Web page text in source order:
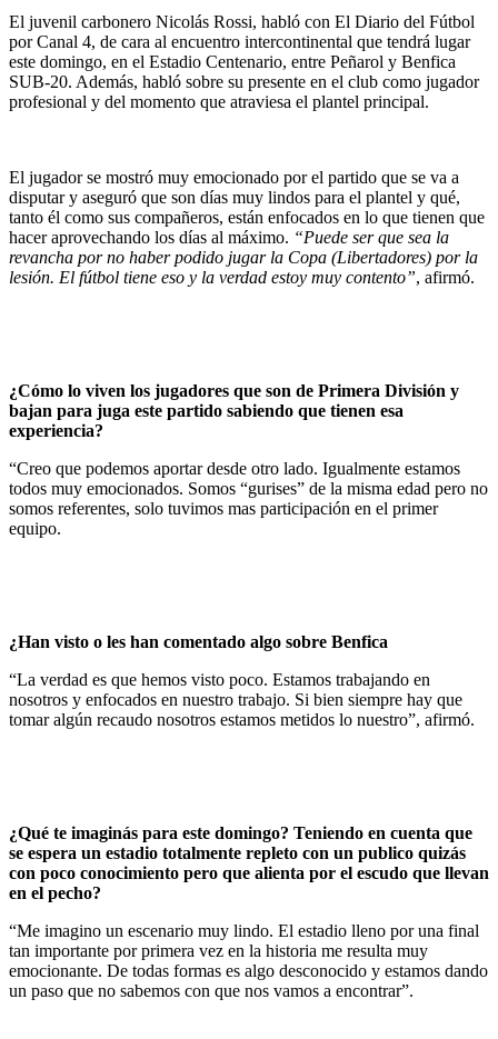
Compartir
El juvenil carbonero Nicolás Rossi, habló con El Diario del Fútbol
por Canal 4, de cara al encuentro intercontinental que tendrá lugar
este domingo, en el Estadio Centenario, entre Peñarol y Benfica
SUB-20. Además, habló sobre su presente en el club como jugador
profesional y del momento que atraviesa el plantel principal.
El jugador se mostró muy emocionado por el partido que se va a
disputar y aseguró que son días muy lindos para el plantel y qué,
tanto él como sus compañeros, están enfocados en lo que tienen que
hacer aprovechando los días al máximo. “Puede ser que sea la
revancha por no haber podido jugar la Copa (Libertadores) por la
lesión. El fútbol tiene eso y la verdad estoy muy contento”, afirmó.
¿Cómo lo viven los jugadores que son de Primera División y
bajan para juga este partido sabiendo que tienen esa
experiencia?
“Creo que podemos aportar desde otro lado. Igualmente estamos
todos muy emocionados. Somos “gurises” de la misma edad pero no
somos referentes, solo tuvimos mas participación en el primer
equipo.
¿Han visto o les han comentado algo sobre Benfica
“La verdad es que hemos visto poco. Estamos trabajando en
nosotros y enfocados en nuestro trabajo. Si bien siempre hay que
tomar algún recaudo nosotros estamos metidos lo nuestro”, afirmó.
¿Qué te imaginás para este domingo? Teniendo en cuenta que
se espera un estadio totalmente repleto con un publico quizás
con poco conocimiento pero que alienta por el escudo que llevan
en el pecho?
“Me imagino un escenario muy lindo. El estadio lleno por una final
tan importante por primera vez en la historia me resulta muy
emocionante. De todas formas es algo desconocido y estamos dando
un paso que no sabemos con que nos vamos a encontrar”.